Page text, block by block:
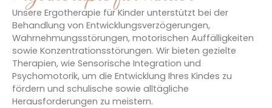
Unsere Ergotherapie für Kinder unterstützt bei der
Behandlung von Entwicklungsverzögerungen,
Wahrnehmungsstörungen, motorischen Auffälligkeiten
sowie Konzentrationsstörungen. Wir bieten gezielte
Therapien, wie Sensorische Integration und
Psychomotorik, um die Entwicklung Ihres Kindes zu
fördern und schulische sowie alltägliche
Herausforderungen zu meistern.